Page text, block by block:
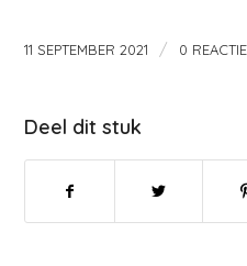
11 SEPTEMBER 2021 / 0
Deel dit stuk